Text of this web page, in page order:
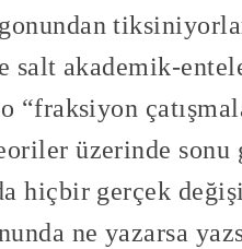
salt akademik-
“fraksiyon
üzerinde sonu
hiçbir gerçek
ne yazarsa